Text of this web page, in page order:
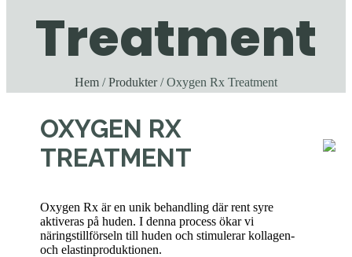
Treatment
Hem /Produkter/ Oxygen Rx Treatment
OXYGEN RX
TREATMENT
Oxygen Rx är en unik behandling där rent syre
aktiveras på huden. I denna process ökar vi
näringstillförseln till huden och stimulerar kollagen-
och elastinproduktionen.